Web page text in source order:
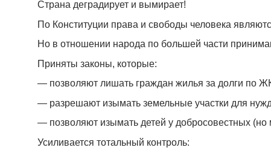
Страна деградирует и вымирает!
По Конституции права и свободы человека
Но в отношении народа по большей части
Приняты законы, которые:
— позволяют лишать граждан жилья за долги по
— разрешают изымать земельные участки для нужд
— позволяют изымать детей у добросовестных (но
Усиливается тотальный контроль: